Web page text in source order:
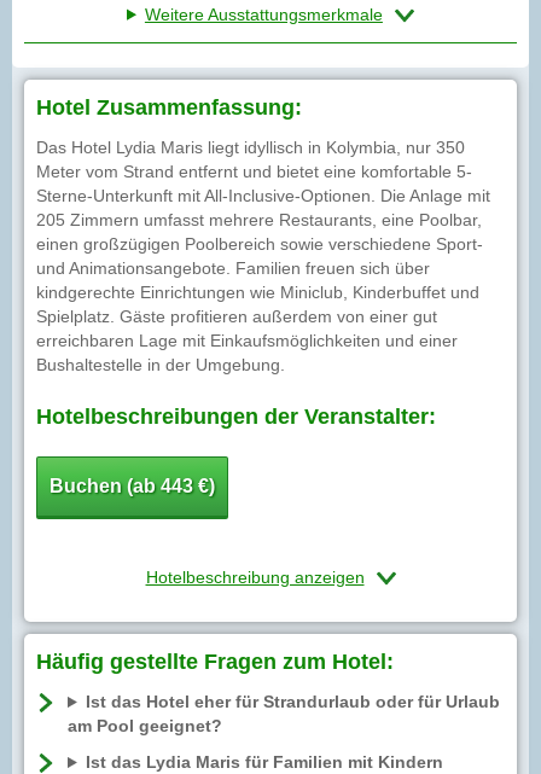
Weitere Ausstattungsmerkmale
Hotel Zusammenfassung:
Das Hotel Lydia Maris liegt idyllisch in Kolymbia, nur 350
Meter vom Strand entfernt und bietet eine komfortable 5-
Sterne-Unterkunft mit All-Inclusive-Optionen. Die Anlage mit
205 Zimmern umfasst mehrere Restaurants, eine Poolbar,
einen großzügigen Poolbereich sowie verschiedene Sport-
und Animationsangebote. Familien freuen sich über
kindgerechte Einrichtungen wie Miniclub, Kinderbuffet und
Spielplatz. Gäste profitieren außerdem von einer gut
erreichbaren Lage mit Einkaufsmöglichkeiten und einer
Bushaltestelle in der Umgebung.
Hotelbeschreibungen der Veranstalter:
Buchen (ab 443 €)
Hotelbeschreibung anzeigen
Häufig gestellte Fragen zum Hotel:
Ist das Hotel eher für Strandurlaub oder für Urlaub
am Pool geeignet?
Ist das Lydia Maris für Familien mit Kindern